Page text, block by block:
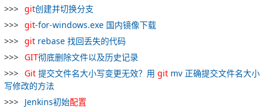
git创建并切换分支
git-for-windows.exe 国内镜像下载
git rebase 找回丢失的代码
GIT彻底删除文件以及历史记录
Git 提交文件名大小写变更无效？用 git mv 正确提交文件名大小
写修改的方法
Jenkins初始配置